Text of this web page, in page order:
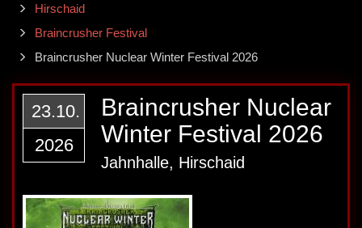
Hirschaid
Braincrusher Festival
Braincrusher Nuclear Winter Festival 2026
23.10.
2026
Braincrusher Nuclear
Winter Festival 2026
Jahnhalle, Hirschaid